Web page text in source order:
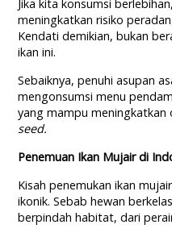
Jika kita konsumsi
meningkatkan risiko
Kendati demikian, bukan
ikan ini.
Sebaiknya, penuhi asupan
mengonsumsi menu
yang mampu
seed.
Penemuan Ikan Mujair di
Kisah penemukan ikan
ikonik. Sebab hewan
berpindah habitat, dari